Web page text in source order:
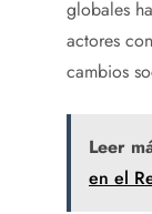
globales
actores
cambios
Leer
en el